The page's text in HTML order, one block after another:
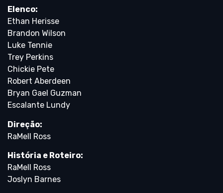
Elenco:
Ethan Herisse
Brandon Wilson
Luke Tennie
Trey Perkins
Chickie Pete
Robert Aberdeen
Bryan Gael Guzman
Escalante Lundy
Direção:
RaMell Ross
História e Roteiro:
RaMell Ross
Joslyn Barnes